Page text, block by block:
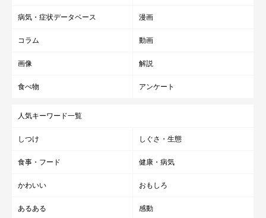
病気・症状データベース 漫画
コラム 動画
画像 解説
食べ物 アンケート
人気キーワード一覧
しつけ しぐさ・生態
食事・フード 健康・病気
かわいい おもしろ
あるある 感動